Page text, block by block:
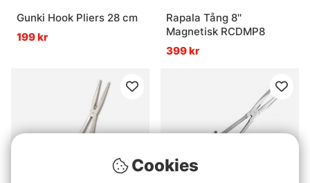
Gunki Hook Pliers 28 cm
199 kr
Rapala Tång 8''
Magnetisk RCDMP8
399 kr
Cookies